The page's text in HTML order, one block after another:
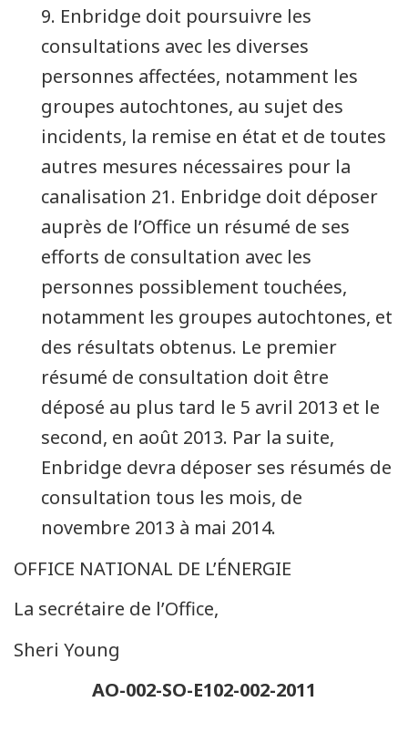
9. Enbridge doit poursuivre les
consultations avec les diverses
personnes affectées, notamment les
groupes autochtones, au sujet des
incidents, la remise en état et de toutes
autres mesures nécessaires pour la
canalisation 21. Enbridge doit déposer
auprès de l’Office un résumé de ses
efforts de consultation avec les
personnes possiblement touchées,
notamment les groupes autochtones, et
des résultats obtenus. Le premier
résumé de consultation doit être
déposé au plus tard le 5 avril 2013 et le
second, en août 2013. Par la suite,
Enbridge devra déposer ses résumés de
consultation tous les mois, de
novembre 2013 à mai 2014.
OFFICE NATIONAL DE L’ÉNERGIE
La secrétaire de l’Office,
Sheri Young
AO-002-SO-E102-002-2011